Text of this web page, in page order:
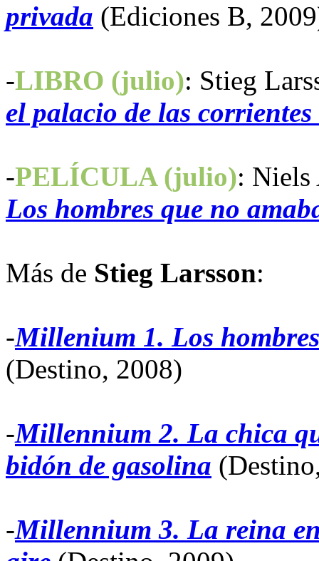
privada (Ediciones B,
-LIBRO (julio): Stieg
el palacio de las corrientes
-PELÍCULA (julio):
Los hombres que no
Más de Stieg Larsson:
-Millenium 1. Los
(Destino, 2008)
-Millennium 2. La chica
bidón de gasolina
-Millennium 3. La reina